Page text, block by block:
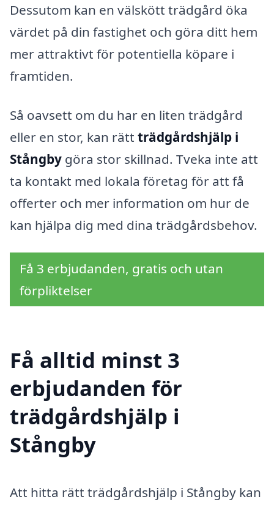
Dessutom kan en välskött trädgård öka
värdet på din fastighet och göra ditt hem
mer attraktivt för potentiella köpare i
framtiden.
Så oavsett om du har en liten trädgård
eller en stor, kan rätt trädgårdshjälp i
Stångby göra stor skillnad. Tveka inte att
ta kontakt med lokala företag för att få
offerter och mer information om hur de
kan hjälpa dig med dina trädgårdsbehov.
Få 3 erbjudanden, gratis och utan
förpliktelser
Få alltid minst 3
erbjudanden för
trädgårdshjälp i
Stångby
Att hitta rätt trädgårdshjälp i Stångby kan